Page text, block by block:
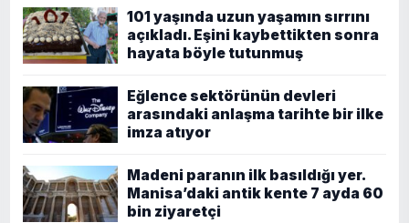
101 yaşında uzun yaşamın sırrını
açıkladı. Eşini kaybettikten sonra
hayata böyle tutunmuş
Eğlence sektörünün devleri
arasındaki anlaşma tarihte bir ilke
imza atıyor
Madeni paranın ilk basıldığı yer.
Manisa’daki antik kente 7 ayda 60
bin ziyaretçi